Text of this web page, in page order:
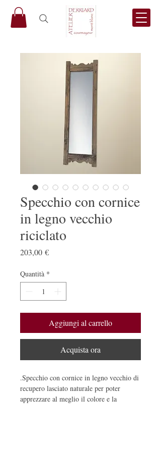
Specchio con cornice
in legno vecchio
riciclato
203,00 €Prezzo
Quantità *
Aggiungi al carrello
Acquista ora
.Specchio con cornice in legno vecchio di
recupero lasciato naturale per poter
apprezzare al meglio il colore e la